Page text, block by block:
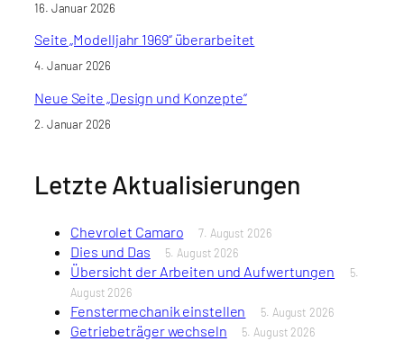
16. Januar 2026
Seite „Modelljahr 1969“ überarbeitet
4. Januar 2026
Neue Seite „Design und Konzepte“
2. Januar 2026
Letzte Aktualisierungen
Chevrolet Camaro 7. August 2026
Dies und Das 5. August 2026
Übersicht der Arbeiten und Aufwertungen
5.
August 2026
Fenstermechanik einstellen 5. August 2026
Getriebeträger wechseln 5. August 2026